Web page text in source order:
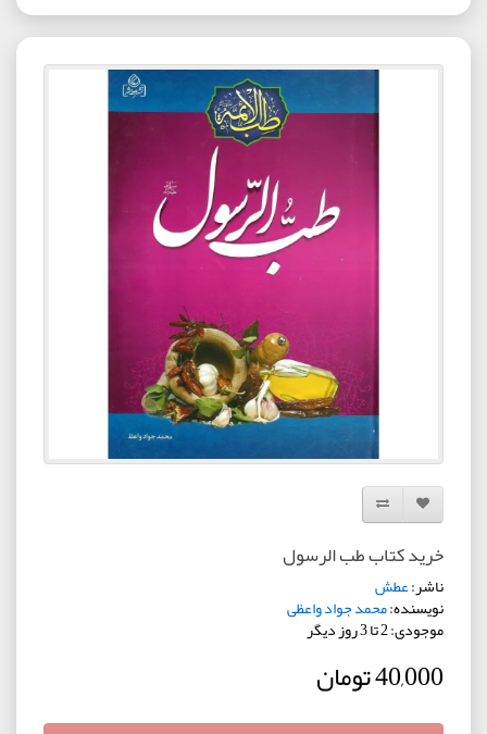
افزودن به لیست دلخواه
مقایسه این محصول
خرید کتاب طب الرسول
ناشر:عطش
نویسنده:محمد جواد واعظی
موجودی: 2 تا 3 روز دیگر
40,000 تومان